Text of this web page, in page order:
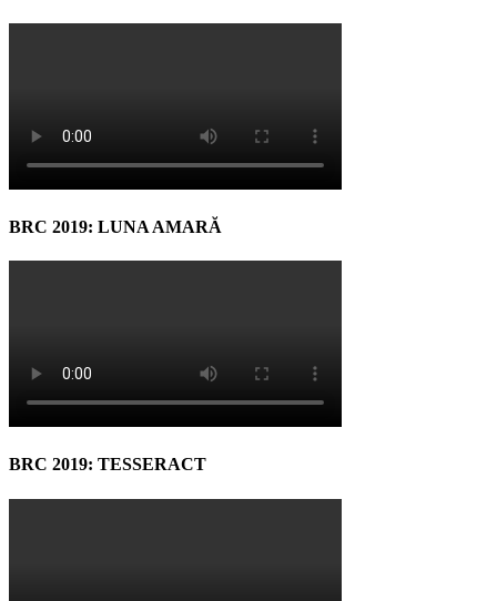
BRC 2019: LUNA AMARĂ
BRC 2019: TESSERACT